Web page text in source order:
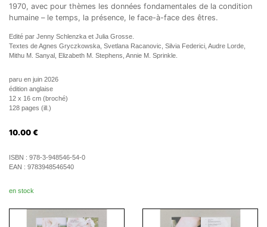
1970, avec pour thèmes les données fondamentales de la condition
humaine – le temps, la présence, le face-à-face des êtres.
Edité par Jenny Schlenzka et Julia Grosse.
Textes de Agnes Gryczkowska, Svetlana Racanovic, Silvia Federici, Audre Lorde,
Mithu M. Sanyal, Elizabeth M. Stephens, Annie M. Sprinkle.
paru en juin 2026
édition anglaise
12 x 16 cm (broché)
128 pages (ill.)
10.00 €
ISBN : 978-3-948546-54-0
EAN : 9783948546540
en stock